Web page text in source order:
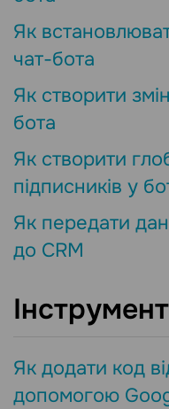
Як
чат-бота
Як створити
бота
Як створити
підписників у
Як передати
до CRM
Як додати код
допомогою